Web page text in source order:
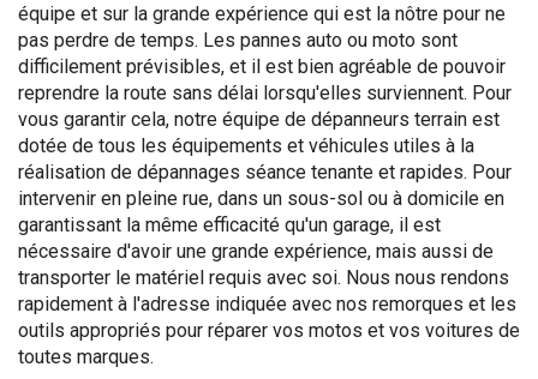
équipe et sur la grande expérience qui est la nôtre pour ne
pas perdre de temps. Les pannes auto ou moto sont
difficilement prévisibles, et il est bien agréable de pouvoir
reprendre la route sans délai lorsqu'elles surviennent. Pour
vous garantir cela, notre équipe de dépanneurs terrain est
dotée de tous les équipements et véhicules utiles à la
réalisation de dépannages séance tenante et rapides. Pour
intervenir en pleine rue, dans un sous-sol ou à domicile en
garantissant la même efficacité qu'un garage, il est
nécessaire d'avoir une grande expérience, mais aussi de
transporter le matériel requis avec soi. Nous nous rendons
rapidement à l'adresse indiquée avec nos remorques et les
outils appropriés pour réparer vos motos et vos voitures de
toutes marques.